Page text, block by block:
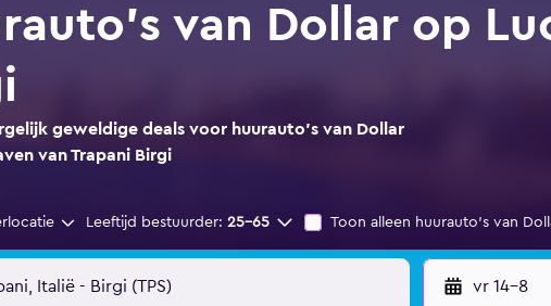
van Dollar op
geweldige deals voor huurauto's van Dollar
van Trapani Birgi
Leeftijd bestuurder: 25-65 Toon alleen huurauto's van
vr 14-8